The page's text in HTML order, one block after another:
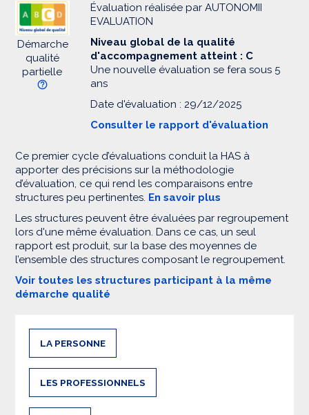
Démarche
qualité
partielle
Évaluation réalisée par AUTONOMII
EVALUATION
Niveau global de la qualité
d'accompagnement atteint : C
Une nouvelle évaluation se fera sous 5
ans
Date d'évaluation : 29/12/2025
Consulter le rapport d'évaluation
Ce premier cycle d’évaluations conduit la HAS à
apporter des précisions sur la méthodologie
d’évaluation, ce qui rend les comparaisons entre
structures peu pertinentes. En savoir plus
Les structures peuvent être évaluées par regroupement
lors d'une même évaluation. Dans ce cas, un seul
rapport est produit, sur la base des moyennes de
l’ensemble des structures composant le regroupement.
Voir toutes les structures participant à la même
démarche qualité
LA PERSONNE
LES PROFESSIONNELS